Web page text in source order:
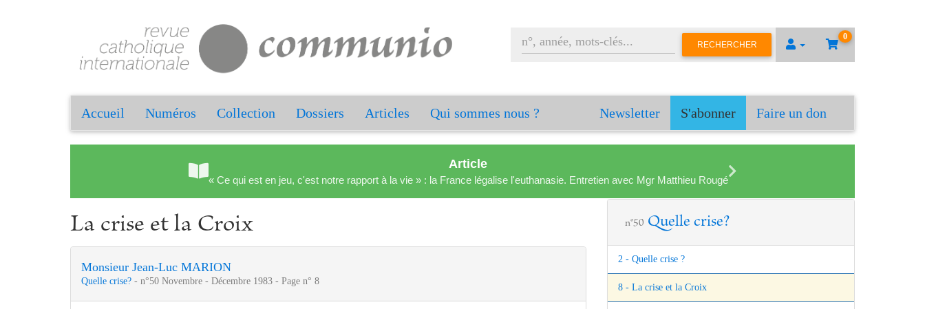
0
RECHERCHER
Accueil Numéros Collection Dossiers Articles Qui sommes nous ? Newsletter S'abonner Faire un don
Article
« Ce qui est en jeu, c'est notre rapport à la vie » : la France légalise l'euthanasie. Entretien avec Mgr Matthieu Rougé
La crise et la Croix
Monsieur Jean-Luc MARION
Quelle crise? - n°50 Novembre - Décembre 1983 - Page n° 8
n°50 Quelle crise?
2 - Quelle crise ?
8 - La crise et la Croix